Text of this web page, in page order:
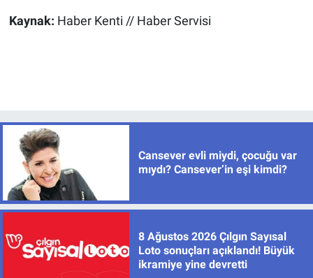
Kaynak: Haber Kenti // Haber Servisi
Cansever evli miydi, çocuğu var
mıydı? Cansever’in eşi kimdi?
8 Ağustos 2026 Çılgın Sayısal
Loto sonuçları açıklandı! Büyük
ikramiye yine devretti